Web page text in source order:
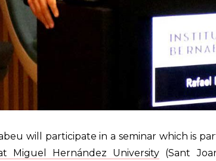
will participate in a seminar which is
Miguel Hernández University (Sant